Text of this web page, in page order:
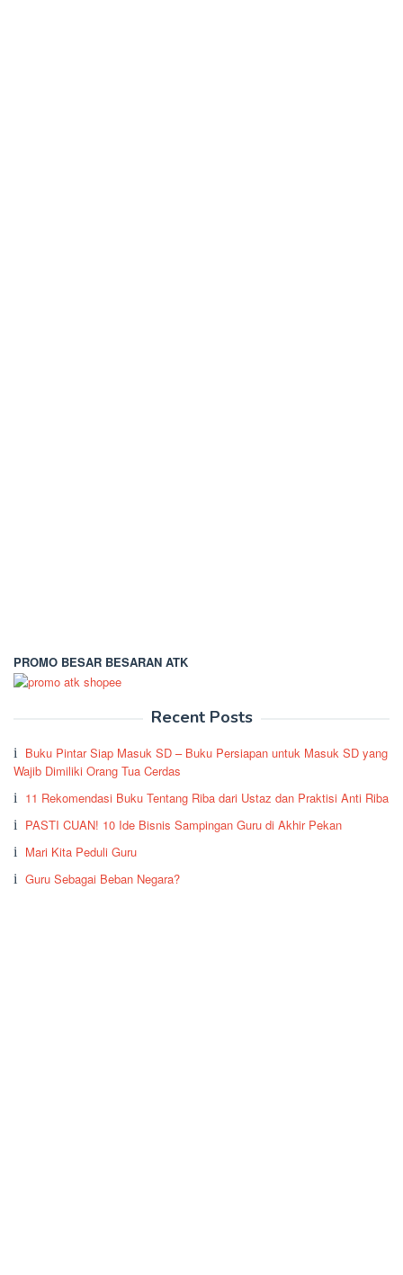
PROMO BESAR BESARAN ATK
Recent Posts
Buku Pintar Siap Masuk SD – Buku Persiapan untuk Masuk SD yang
Wajib Dimiliki Orang Tua Cerdas
11 Rekomendasi Buku Tentang Riba dari Ustaz dan Praktisi Anti Riba
PASTI CUAN! 10 Ide Bisnis Sampingan Guru di Akhir Pekan
Mari Kita Peduli Guru
Guru Sebagai Beban Negara?